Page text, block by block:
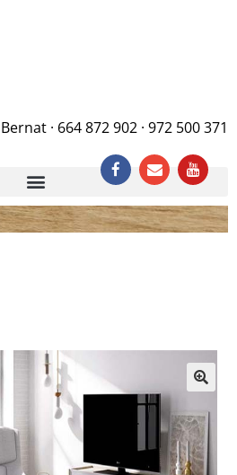
Bernat · 664 872 902 · 972 500 371